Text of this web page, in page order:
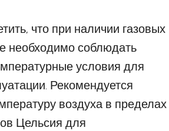
что при наличии газовых
необходимо соблюдать
условия для
Рекомендуется
воздуха в пределах
Цельсия для